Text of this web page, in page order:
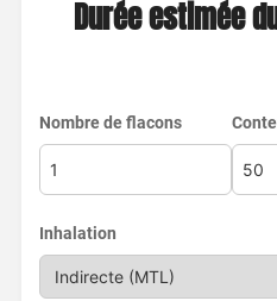
Durée estimée
Nombre de flacons
Inhalation